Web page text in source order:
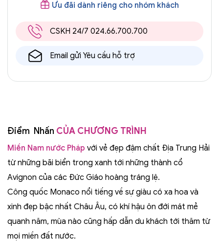
Ưu đãi dành riêng cho nhóm khách
CSKH 24/7 024.66.700.700
Email gửi Yêu cầu hỗ trợ
Điểm Nhấn CỦA CHƯƠNG TRÌNH
Miền Nam nước Pháp với vẻ đẹp đậm chất Địa Trung Hải
từ những bãi biển trong xanh tới những thành cổ
Avignon của các Đức Giáo hoàng tráng lệ.
Công quốc Monaco nổi tiếng về sự giàu có xa hoa và
xinh đẹp bậc nhất Châu Âu, có khí hậu ôn đới mát mẻ
quanh năm, mùa nào cũng hấp dẫn du khách tới thăm từ
mọi miền đất nước.